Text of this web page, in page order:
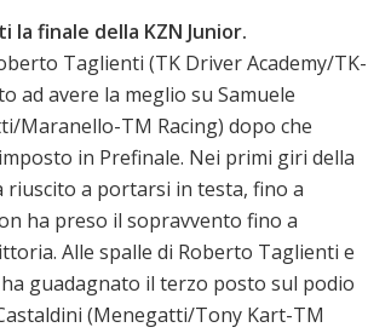
la finale della KZN Junior.
Taglienti (TK Driver Academy/TK-
ad avere la meglio su Samuele
Maranello-TM Racing) dopo che
in Prefinale. Nei primi giri della
a portarsi in testa, fino a
ha preso il sopravvento fino a
Alle spalle di Roberto Taglienti e
guadagnato il terzo posto sul podio
(Menegatti/Tony Kart-TM